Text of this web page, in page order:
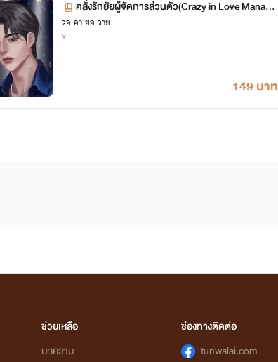
คลั่งรักยัยผู้จัดการส่วนตัว(Crazy in Love Manage
r)
วอ อา ยอ วาย
Y
149 บาท
ช่วยเหลือ
บทความ
ช่องทางติดต่อ
tunwalai.com